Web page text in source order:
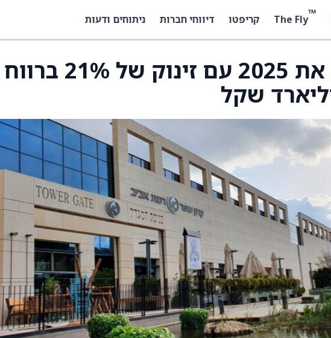
™
The Fly קריפטו דיווחי חברות ניתוחים ודעות
מליסרון מסכמת את 2025 עם זינוק של 21% ברווח